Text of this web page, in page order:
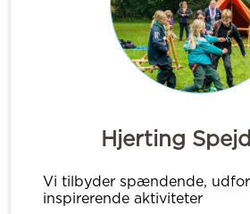
Hjerting
Vi tilbyder spændende,
inspirerende aktiviteter